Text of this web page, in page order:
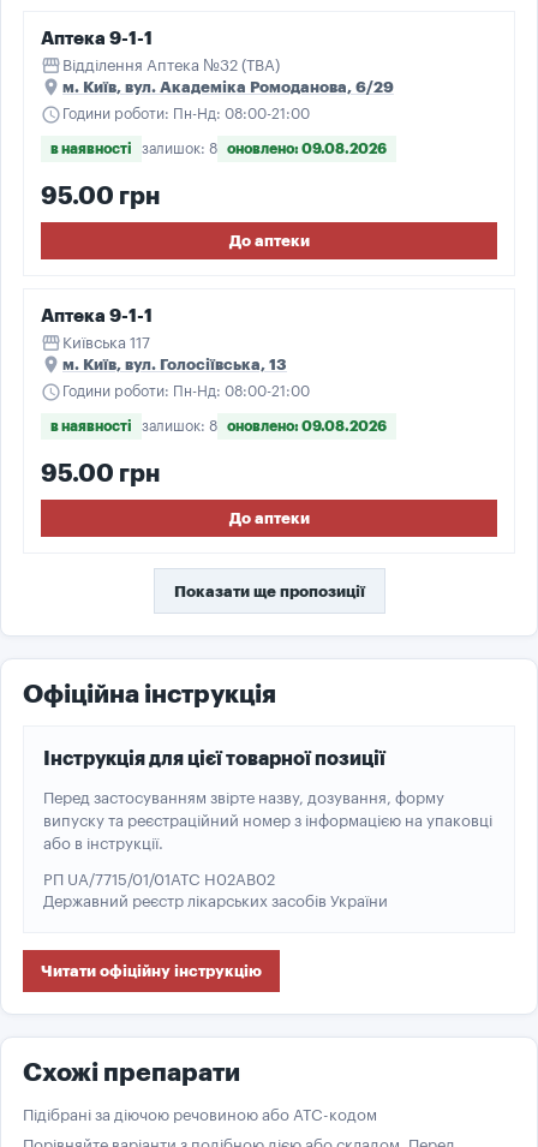
Аптека 9-1-1
storefront Відділення Аптека №32 (ТВА)
place м. Київ, вул. Академіка Ромоданова, 6/29
schedule Години роботи: Пн-Нд: 08:00-21:00
в наявності залишок: 8 оновлено: 09.08.2026
95.00 грн
До аптеки
Аптека 9-1-1
storefront Київська 117
place м. Київ, вул. Голосіївська, 13
schedule Години роботи: Пн-Нд: 08:00-21:00
в наявності залишок: 8 оновлено: 09.08.2026
95.00 грн
До аптеки
Показати ще пропозиції
Офіційна інструкція
Інструкція для цієї товарної позиції
Перед застосуванням звірте назву, дозування, форму
випуску та реєстраційний номер з інформацією на упаковці
або в інструкції.
РП UA/7715/01/01ATC H02AB02
Державний реєстр лікарських засобів України
Читати офіційну інструкцію
Схожі препарати
Підібрані за діючою речовиною або ATC-кодом